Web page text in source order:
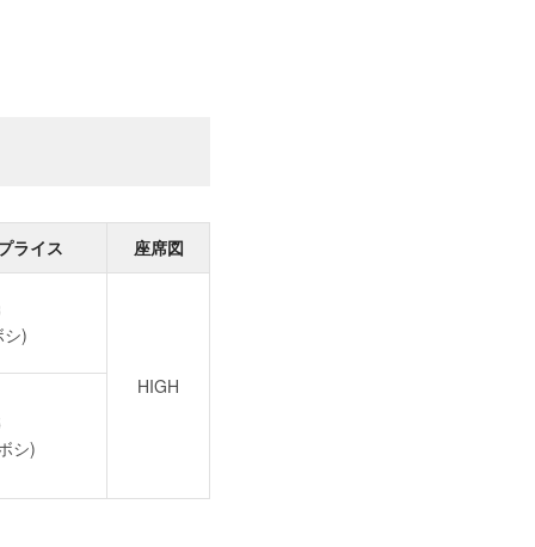
ライス 座席図
シ)
HIGH
シ)